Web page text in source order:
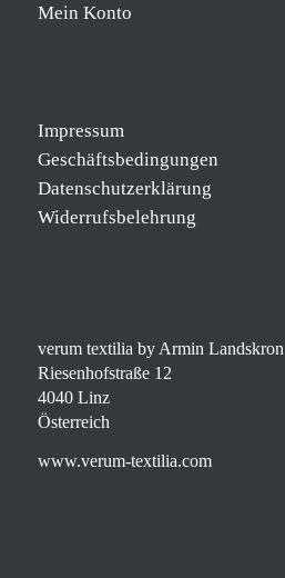
Mein Konto
Impressum
Geschäftsbedingungen
Datenschutzerklärung
Widerrufsbelehrung
verum textilia by Armin Landskron
Riesenhofstraße 12
4040 Linz
Österreich
www.verum-textilia.com